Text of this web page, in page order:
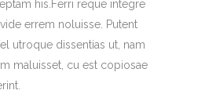
his.Ferri reque integre
errem noluisse. Putent
utroque dissentias ut, nam
maluisset, cu est copiosae